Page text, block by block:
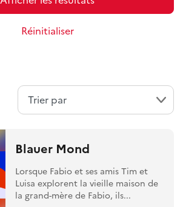
Réinitialiser
Blauer Mond
Lorsque Fabio et ses amis Tim et
Luisa explorent la vieille maison de
la grand-mère de Fabio, ils...